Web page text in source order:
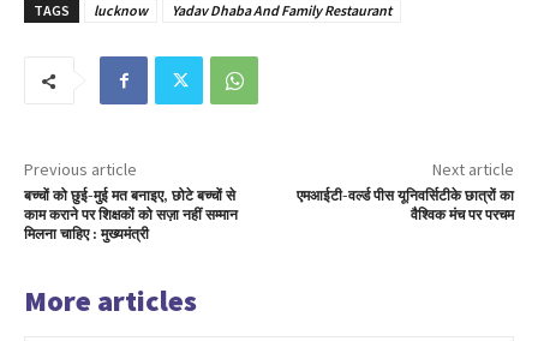
TAGS lucknow Yadav Dhaba And Family Restaurant
Previous article
बच्चों को छुई-मुई मत बनाइए, छोटे बच्चों से
काम कराने पर शिक्षकों को सज़ा नहीं सम्मान
मिलना चाहिए : मुख्यमंत्री
Next article
एमआईटी-वर्ल्ड पीस यूनिवर्सिटीके छात्रों का
वैश्विक मंच पर परचम
More articles